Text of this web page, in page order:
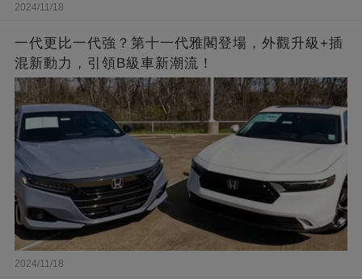
2024/11/18
一代更比一代強？第十一代雅閣登場，外觀升級+插
混新動力，引領B級車新潮流！
2024/11/18